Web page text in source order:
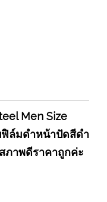
Men Size
ฟิล์มดำหน้าปัดสีดำ
ภาพดีราคาถูกค่ะ